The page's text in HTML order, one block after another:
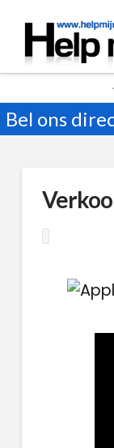
Bel ons